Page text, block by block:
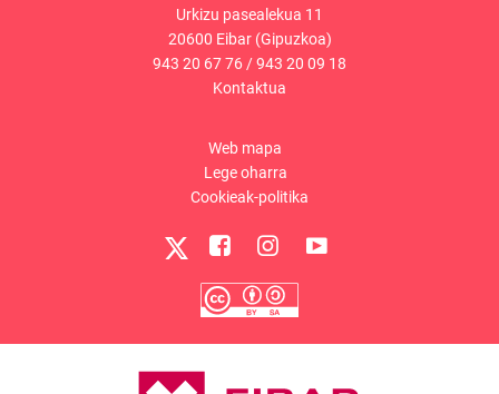
Urkizu pasealekua 11
20600 Eibar (Gipuzkoa)
943 20 67 76/943 20 09 18
Kontaktua
Web mapa
Lege oharra
Cookieak-politika